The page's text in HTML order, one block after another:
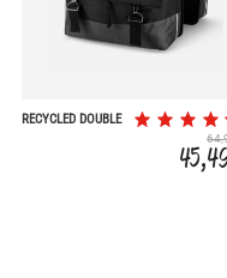
RECYCLED DOUBLE